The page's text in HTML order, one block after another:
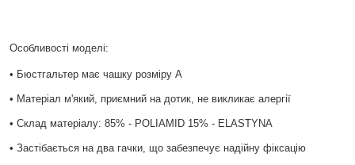
Особливості моделі:
• Бюстгальтер має чашку розміру А
• Матеріал м'який, приємний на дотик, не викликає алергії
• Склад матеріалу: 85% - POLIAMID 15% - ELASTYNA
• Застібається на два гачки, що забезпечує надійну фіксацію